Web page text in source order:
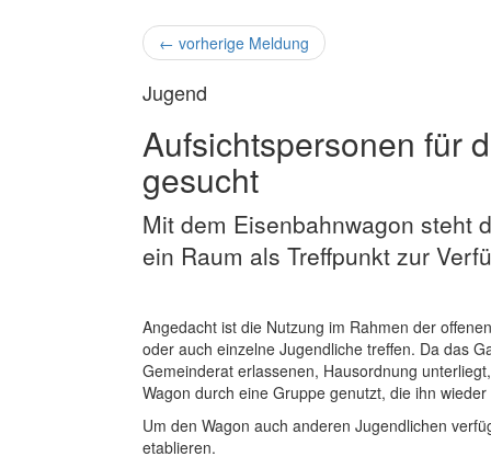
← vorherige Meldung
Jugend
Aufsichtspersonen für
gesucht
Mit dem Eisenbahnwagon steht
ein Raum als Treffpunkt zur
Angedacht ist die Nutzung im Rahmen der
oder auch einzelne Jugendliche treffen. Da das
Gemeinderat erlassenen, Hausordnung
Wagon durch eine Gruppe genutzt, die ihn
Um den Wagon auch anderen Jugendlichen
etablieren.